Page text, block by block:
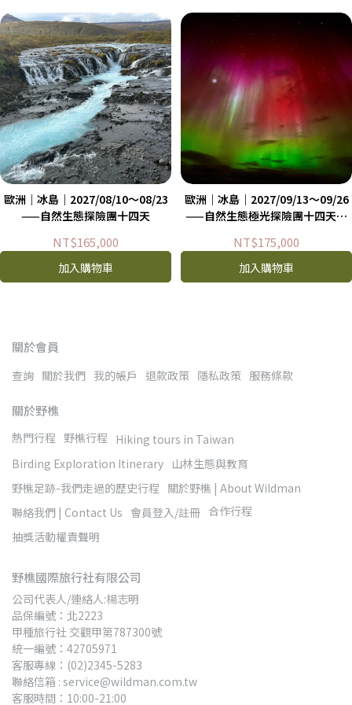
歐洲｜冰島｜2027/08/10～08/23
——自然生態探險團十四天
NT$165,000
加入購物車
歐洲｜冰島｜2027/09/13～09/26
——自然生態極光探險團十四天＜
NT$175,000
加入購物車
關於會員
查詢 關於我們 我的帳戶 退款政策 隱私政策 服務條款
關於野樵
熱門行程 野樵行程 Hiking tours in Taiwan
Birding Exploration Itinerary 山林生態與教育
野樵足跡-我們走過的歷史行程 關於野樵 | About Wildman
聯絡我們 | Contact Us 會員登入/註冊 合作行程
抽獎活動權責聲明
野樵國際旅行社有限公司
公司代表人/連絡人:楊志明
品保編號：北2223
甲種旅行社 交觀甲第787300號
統一編號：42705971
客服專線：(02)2345-5283
聯絡信箱 : service@wildman.com.tw
客服時間：10:00-21:00